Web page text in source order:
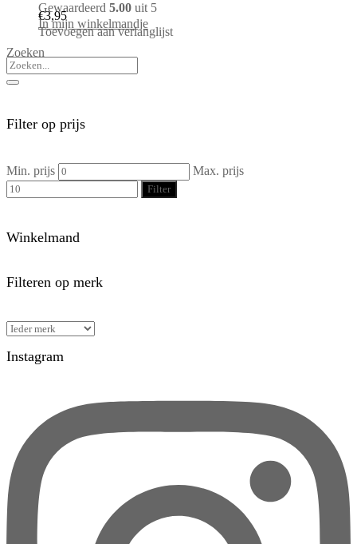
Gewaardeerd 5.00 uit 5
€3,95
In mijn winkelmandje
Toevoegen aan verlanglijst
Zoeken
Filter op prijs
Min. prijs Max. prijs
Filter
Winkelmand
Filteren op merk
Instagram